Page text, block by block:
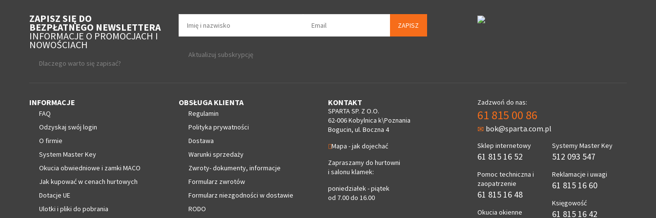
ZAPISZ SIĘ DO
BEZPŁATNEGO NEWSLETTERA
INFORMACJE O PROMOCJACH I
NOWOŚCIACH
Dlaczego warto się zapisać?
ZAPISZ
Aktualizuj subskrypcję
INFORMACJE
FAQ
Odzyskaj swój login
O firmie
System Master Key
Okucia obwiedniowe i zamki MACO
Jak kupować w cenach hurtowych
Dotacje UE
Ulotki i pliki do pobrania
OBSŁUGA KLIENTA
Regulamin
Polityka prywatności
Dostawa
Warunki sprzedaży
Zwroty- dokumenty, informacje
Formularz zwrotów
Formularz niezgodności w dostawie
RODO
KONTAKT
SPARTA SP. Z O.O.
62-006 Kobylnica k\Poznania
Bogucin, ul. Boczna 4
Mapa - jak dojechać
Zapraszamy do hurtowni
i salonu klamek:
poniedziałek - piątek
od 7.00 do 16.00
Zadzwoń do nas:
61 815 00 86
bok@sparta.com.pl
Sklep internetowy
61 815 16 52
Pomoc techniczna i
zaopatrzenie
61 815 16 48
Okucia okienne
Systemy Master Key
512 093 547
Reklamacje i uwagi
61 815 16 60
Księgowość
61 815 16 42